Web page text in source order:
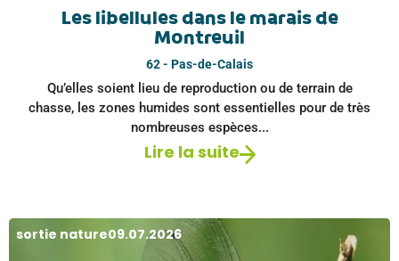
Les libellules dans le marais de
Montreuil
62 - Pas-de-Calais
Qu’elles soient lieu de reproduction ou de terrain de
chasse, les zones humides sont essentielles pour de très
nombreuses espèces...
Lire la suite
sortie nature09.07.2026